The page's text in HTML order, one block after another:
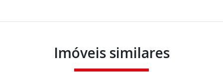
Imóveis similares